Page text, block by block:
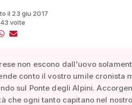
il 23 giu 2017
volte
non escono dall'uovo
conto il vostro umile cronista
sul Ponte degli Alpini.
che ogni tanto capitano nel